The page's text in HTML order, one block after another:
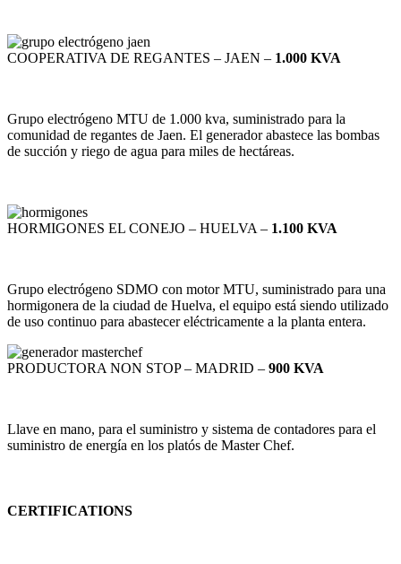
COOPERATIVA DE REGANTES – JAEN – 1.000 KVA
Grupo electrógeno MTU de 1.000 kva, suministrado para la
comunidad de regantes de Jaen. El generador abastece las bombas
de succión y riego de agua para miles de hectáreas.
HORMIGONES EL CONEJO – HUELVA – 1.100 KVA
Grupo electrógeno SDMO con motor MTU, suministrado para una
hormigonera de la ciudad de Huelva, el equipo está siendo utilizado
de uso continuo para abastecer eléctricamente a la planta entera.
PRODUCTORA NON STOP – MADRID – 900 KVA
Llave en mano, para el suministro y sistema de contadores para el
suministro de energía en los platós de Master Chef.
CERTIFICATIONS